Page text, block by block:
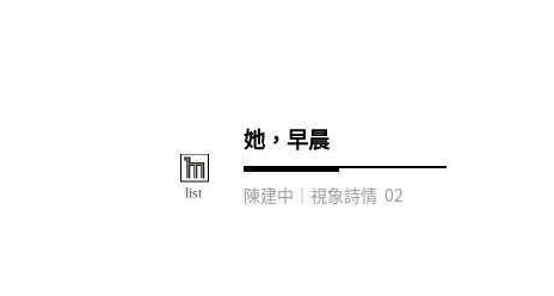
她，早晨
陳建中｜視象詩情 02